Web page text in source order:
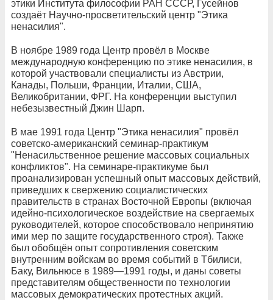
этики Института философии РАН СССР, Гусейнов
создаёт Научно-просветительский центр "Этика
ненасилия".
В ноябре 1989 года Центр провёл в Москве
международную конференцию по этике ненасилия, в
которой участвовали специалисты из Австрии,
Канады, Польши, Франции, Италии, США,
Великобритании, ФРГ. На конференции выступил
небезызвестный Джин Шарп.
В мае 1991 года Центр "Этика ненасилия" провёл
советско-американский семинар-практикум
"Ненасильственное решение массовых социальных
конфликтов". На семинаре-практикуме был
проанализирован успешный опыт массовых действий,
приведших к свержению социалистических
правительств в странах Восточной Европы (включая
идейно-психологическое воздействие на свергаемых
руководителей, которое способствовало непринятию
ими мер по защите государственного строя). Также
был обобщён опыт сопротивления советским
внутренним войскам во время событий в Тбилиси,
Баку, Вильнюсе в 1989—1991 годы, и даны советы
представителям общественности по технологии
массовых демократических протестных акций.